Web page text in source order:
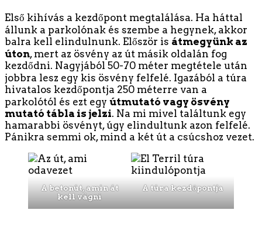
Első kihívás a kezdőpont megtalálása. Ha háttal
állunk a parkolónak és szembe a hegynek, akkor
balra kell elindulnunk. Először is átmegyünk az
úton, mert az ösvény az út másik oldalán fog
kezdődni. Nagyjából 50-70 méter megtétele után
jobbra lesz egy kis ösvény felfelé. Igazából a túra
hivatalos kezdőpontja 250 méterre van a
parkolótól és ezt egy útmutató vagy ösvény
mutató tábla is jelzi. Na mi mivel találtunk egy
hamarabbi ösvényt, úgy elindultunk azon felfelé.
Pánikra semmi ok, mind a két út a csúcshoz vezet.
A betonút, amin át
kell vágni
A túra kezdőpontja